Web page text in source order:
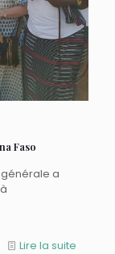
Faso
a
Lire la suite